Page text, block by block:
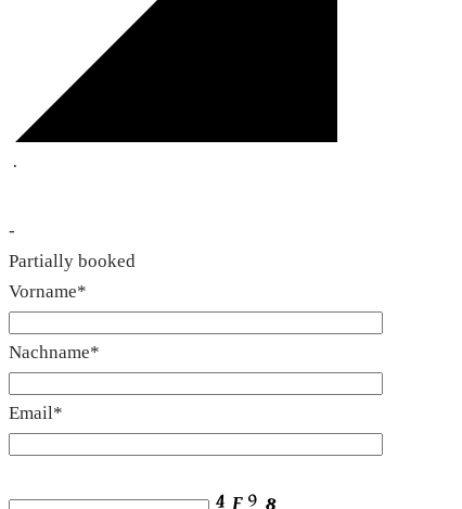
·
-
Partially booked
Vorname*
Nachname*
Email*